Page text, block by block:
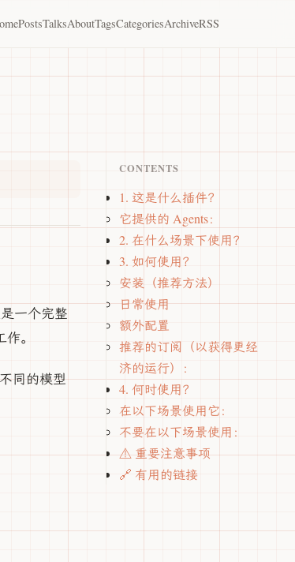
PostsTalksAboutTagsCategoriesArchiveRSS
一个完整
。
同的模型
CONTENTS
1. 这是什么插件？
它提供的 Agents：
2. 在什么场景下使用？
3. 如何使用？
安装（推荐方法）
日常使用
额外配置
推荐的订阅（以获得更经
济的运行）：
4. 何时使用？
在以下场景使用它：
不要在以下场景使用：
⚠️ 重要注意事项
🔗 有用的链接